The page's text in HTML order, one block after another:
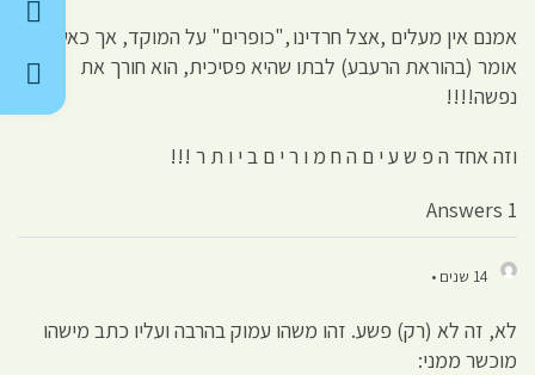
אמנם אין מעלים ,אצל חרדינו ,"כופרים" על המוקד, אך כאשר אב
אומר (בהוראת הרעבע) לבתו שהיא פסיכית, הוא חורך את
נפשה!!!!
וזה אחד ה פ ש ע י ם ה ח מ ו ר י ם ב י ו ת ר !!!
1 Answers
14 שנים •
לא, זה לא (רק) פשע. זהו משהו עמוק בהרבה ועליו כתב מישהו
מוכשר ממני: